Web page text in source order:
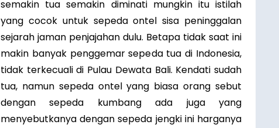
semakin tua semakin diminati mungkin itu istilah
yang cocok untuk sepeda ontel sisa peninggalan
sejarah jaman penjajahan dulu. Betapa tidak saat ini
makin banyak penggemar sepeda tua di Indonesia,
tidak terkecuali di Pulau Dewata Bali. Kendati sudah
tua, namun sepeda ontel yang biasa orang sebut
dengan sepeda kumbang ada juga yang
menyebutkanya dengan sepeda jengki ini harganya